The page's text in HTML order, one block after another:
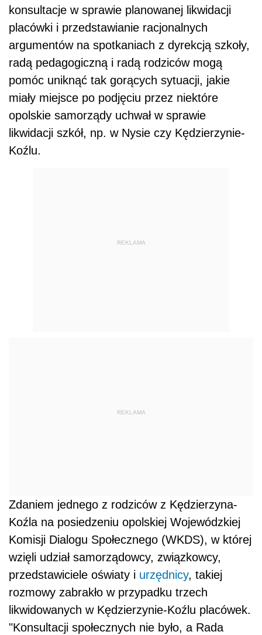
konsultacje w sprawie planowanej likwidacji
placówki i przedstawianie racjonalnych
argumentów na spotkaniach z dyrekcją szkoły,
radą pedagogiczną i radą rodziców mogą
pomóc uniknąć tak gorących sytuacji, jakie
miały miejsce po podjęciu przez niektóre
opolskie samorządy uchwał w sprawie
likwidacji szkół, np. w Nysie czy Kędzierzynie-
Koźlu.
REKLAMA
REKLAMA
Zdaniem jednego z rodziców z Kędzierzyna-
Koźla na posiedzeniu opolskiej Wojewódzkiej
Komisji Dialogu Społecznego (WKDS), w której
wzięli udział samorządowcy, związkowcy,
przedstawiciele oświaty i urzędnicy, takiej
rozmowy zabrakło w przypadku trzech
likwidowanych w Kędzierzynie-Koźlu placówek.
"Konsultacji społecznych nie było, a Rada